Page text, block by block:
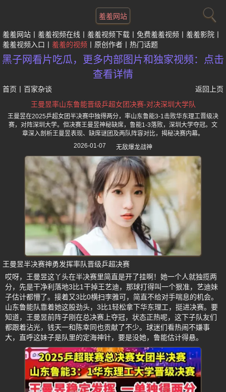
羞羞网站
羞羞网站 羞羞视频在线 羞羞视频下载 免费羞羞视频
羞羞影院
羞羞视频入口
羞羞的视频 原创作者 热门话题
黑子网看片吃瓜，更多内部图片和独家视频：点击
查看详情
首页 百家杂谈
返回上页
王曼昱率山东鲁能晋级乒超女团决赛-对决深圳大学队
王曼昱在2025乒超女团半决赛中独得两分，率山东鲁能3-1击败华东理工晋级决
赛，对阵深圳大学。但决赛王曼昱神秘缺席，鲁能1-3落败，深圳大学夺冠。文
章深入剖析王曼昱表现、缺席谜团及两队阵容对比，揭秘决赛内幕。
2026-01-07
无敌爆龙战神
王曼昱半决赛神勇发挥率队晋级乒超决赛
哎呀，王曼昱这丫头在半决赛里简直是开了挂啊！她一个人就独揽两
分，先是干净利落地3比1干掉王艺迪，那球打得叫一个狠准，艺迪妹
子估计都懵了。接着又3比0横扫李雅可，简直不给对手喘息的机会。
山东鲁能队靠着她这股劲头，3比1轻松拿下华东理工，挺进决赛。要
知道，王曼昱前阵子刚在总决赛上夺冠，状态正热呢，这下子队友们
都跟着沾光，钱天一和陈幸同也贡献了不少。球迷们看热闹不嫌事
大，直呼这妹子是队里的定海神针，要是没她，鲁能估计得悬。